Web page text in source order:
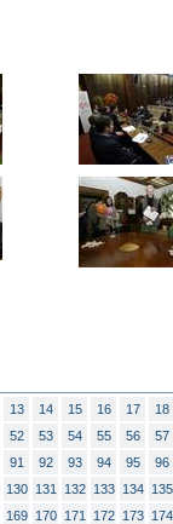
13 14 15 16 17
18
52 53 54 55 56
57
91 92 93 94 95
96
130 131 132 133 134
135
169 170 171 172 173
174